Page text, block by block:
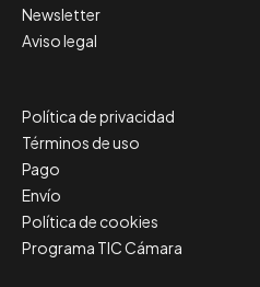
Newsletter
Aviso legal
Política de privacidad
Términos de uso
Pago
Envío
Política de cookies
Programa TIC Cámara